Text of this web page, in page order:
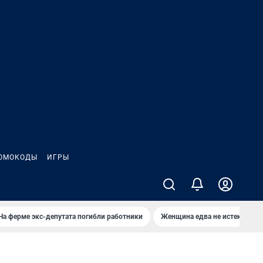
ИГРЫ
ферме экс-депутата погибли работники Женщина едва не истекла